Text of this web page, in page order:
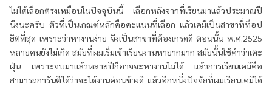
ไม่ได้เลือกตรงเหมือนในปัจจุบันนี้ เลือกหลังจากที่เรียนมาแล้วประมาณปี
นึงนะครับ ตัวที่เป็นเกณฑ์หลักคือคะแนนที่เลือก แล้วเคมีเป็นสาขาที่ท็อป
ฮิตที่สุด เพราะว่าหางานง่าย จึงเป็นสาขาที่ต้องเกรดดี ตอนนั้น พ.ศ.2525
หลายคนยังไม่เกิด สมัยที่ผมเริ่มเข้าเรียนงานหายากมาก สมัยนั้นใช้คำว่าเตะ
ฝุ่น เพราะจบมาแล้วหลายปีก็อาจจะหางานไม่ได้ แล้วการเรียนเคมีคือ
สามารถการันตีได้ว่าจะได้งานค่อนข้างดี แล้วอีกหนึ่งปัจจัยที่ผมเรียนเคมีได้